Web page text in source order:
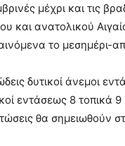
μέχρι και τις
και ανατολικού
το μεσημέρι-
δυτικοί άνεμοι
εντάσεως 8 τοπικά
θα σημειωθούν